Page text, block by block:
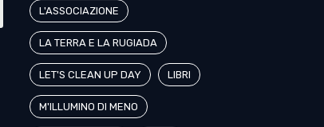
L'ASSOCIAZIONE
LA TERRA E LA RUGIADA
LET'S CLEAN UP DAY LIBRI
M'ILLUMINO DI MENO